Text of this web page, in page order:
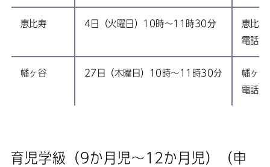
恵比寿 4日（火曜日）10時～11時30分
恵比寿
電話
幡ヶ谷 27日（木曜日）10時～11時30分
幡ヶ
電話
育児学級（9か月児〜12か月児）（申